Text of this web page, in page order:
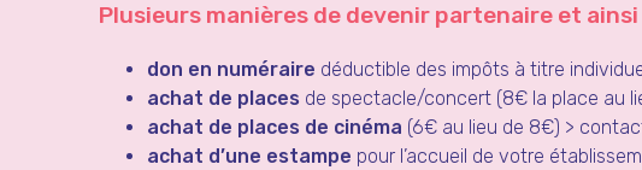
Plusieurs manières de devenir partenaire et
don en numéraire déductible des impôts à titre
achat de places de spectacle/concert (8€ la place au
achat de places de cinéma (6€ au lieu de 8€) >
achat d’une estampe pour l’accueil de votre